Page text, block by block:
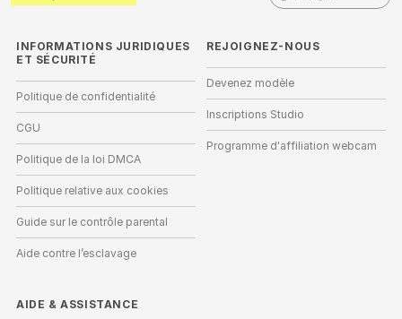
INFORMATIONS JURIDIQUES
ET SÉCURITÉ
Politique de confidentialité
CGU
Politique de la loi DMCA
Politique relative aux cookies
Guide sur le contrôle parental
Aide contre l’esclavage
REJOIGNEZ-NOUS
Devenez modèle
Inscriptions Studio
Programme d'affiliation webcam
AIDE &ASSISTANCE